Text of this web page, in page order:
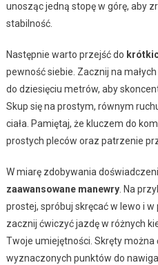
unosząc jedną stopę w górę, aby
stabilność.
Następnie warto przejść do
pewność siebie. Zacznij na
do dziesięciu metrów, aby
Skup się na prostym, równym
ciała. Pamiętaj, że kluczem do
prostych pleców oraz patrzenie
W miarę zdobywania
zaawansowane manewry. Na
prostej, spróbuj skręcać w lewo i
zacznij ćwiczyć jazdę w różnych
Twoje umiejętności. Skręty można
wyznaczonych punktów do